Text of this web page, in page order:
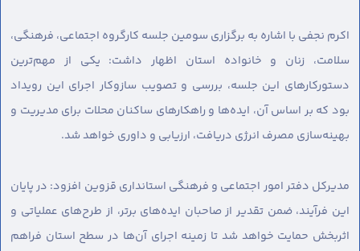
اکرم نجفی با اشاره به برگزاری سومین جلسه کارگروه اجتماعی، فرهنگی،
سلامت، زنان و خانواده استان اظهار داشت: یکی از مهم‌ترین
دستورکارهای این جلسه، بررسی و تصویب سازوکار اجرای این رویداد
بود که بر اساس آن، ایده‌ها و راهکارهای ساکنان محلات برای مدیریت و
بهینه‌سازی مصرف انرژی دریافت، ارزیابی و داوری خواهد شد.
مدیرکل دفتر امور اجتماعی و فرهنگی استانداری قزوین افزود: در پایان
این فرآیند، ضمن تقدیر از صاحبان ایده‌های برتر، از طرح‌های عملیاتی و
اثربخش حمایت خواهد شد تا زمینه اجرای آن‌ها در سطح استان فراهم